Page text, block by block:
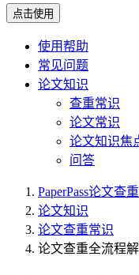
点击使用
使用帮助
常见问题
论文知识
查重常识
论文常识
论文知识焦
问答
PaperPass论文查重
论文知识
论文查重常识
论文查重全流程